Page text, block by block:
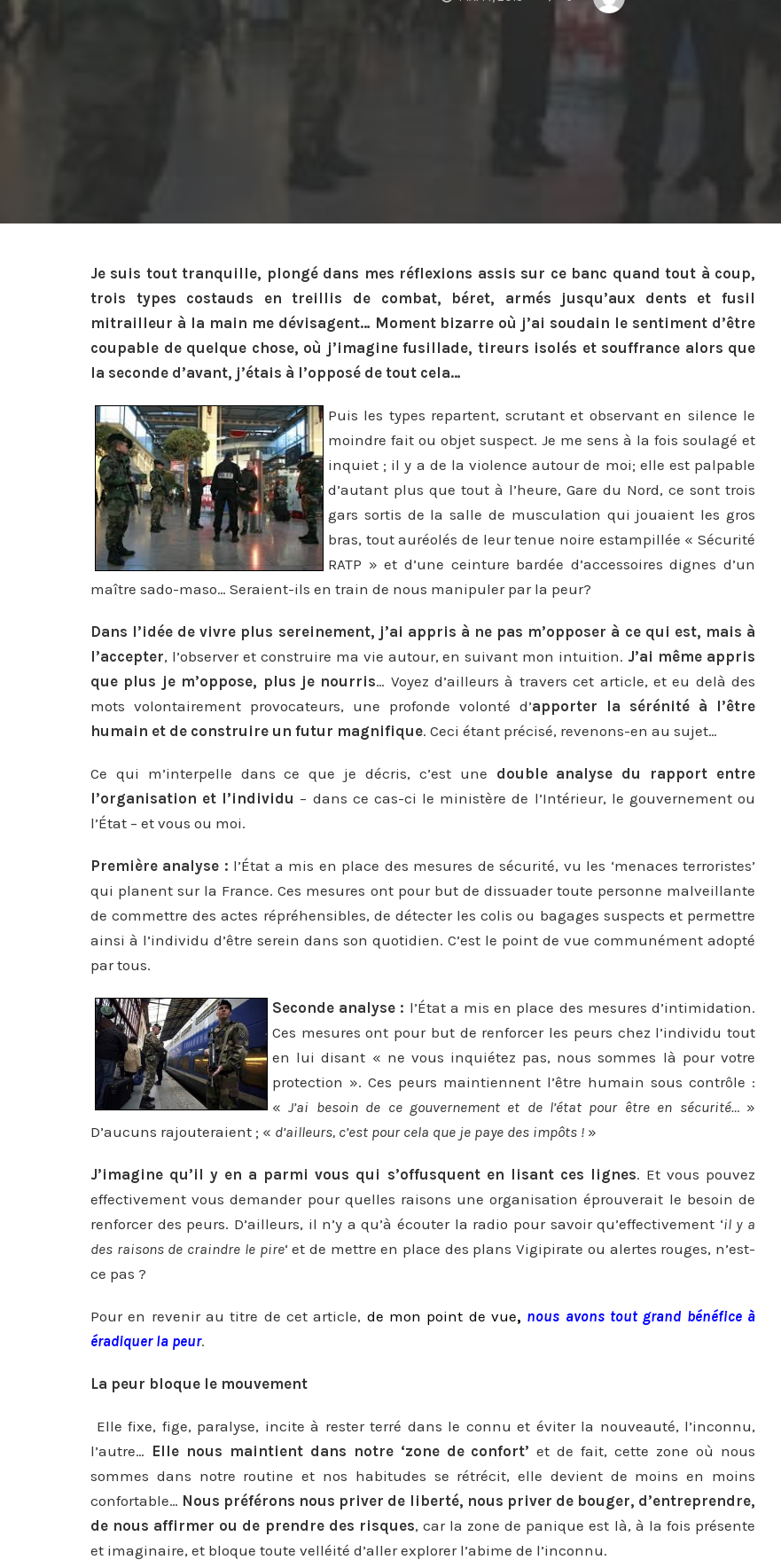
Je suis tout tranquille, plongé dans mes réflexions assis sur ce banc quand tout à coup,
trois types costauds en treillis de combat, béret, armés jusqu’aux dents et fusil
mitrailleur à la main me dévisagent… Moment bizarre où j’ai soudain le sentiment d’être
coupable de quelque chose, où j’imagine fusillade, tireurs isolés et souffrance alors que
la seconde d’avant, j’étais à l’opposé de tout cela…
Puis les types repartent, scrutant et observant en silence le
moindre fait ou objet suspect. Je me sens à la fois soulagé et
inquiet ; il y a de la violence autour de moi; elle est palpable
d’autant plus que tout à l’heure, Gare du Nord, ce sont trois
gars sortis de la salle de musculation qui jouaient les gros
bras, tout auréolés de leur tenue noire estampillée « Sécurité
RATP » et d’une ceinture bardée d’accessoires dignes d’un
maître sado-maso… Seraient-ils en train de nous manipuler par la peur?
Dans l’idée de vivre plus sereinement, j’ai appris à ne pas m’opposer à ce qui est, mais à
l’accepter, l’observer et construire ma vie autour, en suivant mon intuition. J’ai même appris
que plus je m’oppose, plus je nourris… Voyez d’ailleurs à travers cet article, et eu delà des
mots volontairement provocateurs, une profonde volonté d’apporter la sérénité à l’être
humain et de construire un futur magnifique. Ceci étant précisé, revenons-en au sujet…
Ce qui m’interpelle dans ce que je décris, c’est une double analyse du rapport entre
l’organisation et l’individu – dans ce cas-ci le ministère de l’Intérieur, le gouvernement ou
l’État – et vous ou moi.
Première analyse : l’État a mis en place des mesures de sécurité, vu les ‘menaces terroristes’
qui planent sur la France. Ces mesures ont pour but de dissuader toute personne malveillante
de commettre des actes répréhensibles, de détecter les colis ou bagages suspects et permettre
ainsi à l’individu d’être serein dans son quotidien. C’est le point de vue communément adopté
par tous.
Seconde analyse : l’État a mis en place des mesures d’intimidation.
Ces mesures ont pour but de renforcer les peurs chez l’individu tout
en lui disant « ne vous inquiétez pas, nous sommes là pour votre
protection ». Ces peurs maintiennent l’être humain sous contrôle :
«J’ai besoin de ce gouvernement et de l’état pour être en sécurité…»
D’aucuns rajouteraient ; « d’ailleurs, c’est pour cela que je paye des impôts ! »
J’imagine qu’il y en a parmi vous qui s’offusquent en lisant ces lignes. Et vous pouvez
effectivement vous demander pour quelles raisons une organisation éprouverait le besoin de
renforcer des peurs. D’ailleurs, il n’y a qu’à écouter la radio pour savoir qu’effectivement ‘il y a
des raisons de craindre le pire‘ et de mettre en place des plans Vigipirate ou alertes rouges, n’est-
ce pas ?
Pour en revenir au titre de cet article, de mon point de vue, nous avons tout grand bénéfice à
éradiquer la peur.
La peur bloque le mouvement
Elle fixe, fige, paralyse, incite à rester terré dans le connu et éviter la nouveauté, l’inconnu,
l’autre… Elle nous maintient dans notre ‘zone de confort’ et de fait, cette zone où nous
sommes dans notre routine et nos habitudes se rétrécit, elle devient de moins en moins
confortable… Nous préférons nous priver de liberté, nous priver de bouger, d’entreprendre,
de nous affirmer ou de prendre des risques, car la zone de panique est là, à la fois présente
et imaginaire, et bloque toute velléité d’aller explorer l’abime de l’inconnu.